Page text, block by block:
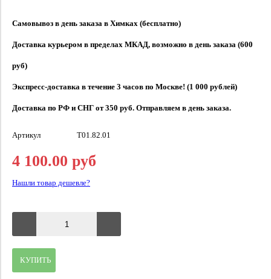
Самовывоз в день заказа в Химках (бесплатно)
Доставка курьером в пределах МКАД, возможно в день заказа (600
руб)
Экспресс-доставка в течение 3 часов по Москве! (1 000 рублей)
Доставка по РФ и СНГ от 350 руб. Отправляем в день заказа.
Артикул T01.82.01
4 100.00 руб
Нашли товар дешевле?
КУПИТЬ